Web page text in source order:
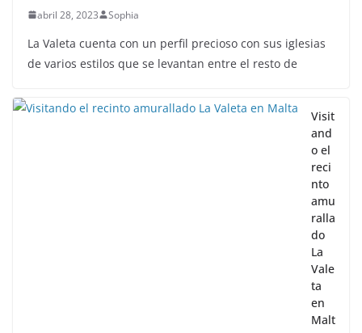
abril 28, 2023 Sophia
La Valeta cuenta con un perfil precioso con sus iglesias
de varios estilos que se levantan entre el resto de
Visit
and
o el
reci
nto
amu
ralla
do
La
Vale
ta
en
Malt